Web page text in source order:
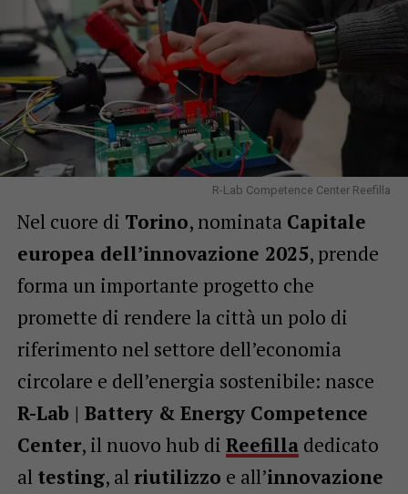
R-Lab Competence Center Reefilla
Nel cuore di Torino, nominata Capitale
europea dell’innovazione 2025, prende
forma un importante progetto che
promette di rendere la città un polo di
riferimento nel settore dell’economia
circolare e dell’energia sostenibile: nasce
R-Lab | Battery & Energy Competence
Center, il nuovo hub di Reefilladedicato
al testing, al riutilizzo e all’innovazione